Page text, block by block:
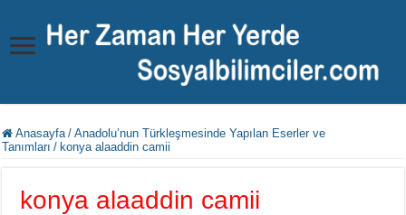
Anasayfa / Anadolu’nun Türkleşmesinde Yapılan Eserler ve
Tanımları / konya alaaddin camii
konya alaaddin camii